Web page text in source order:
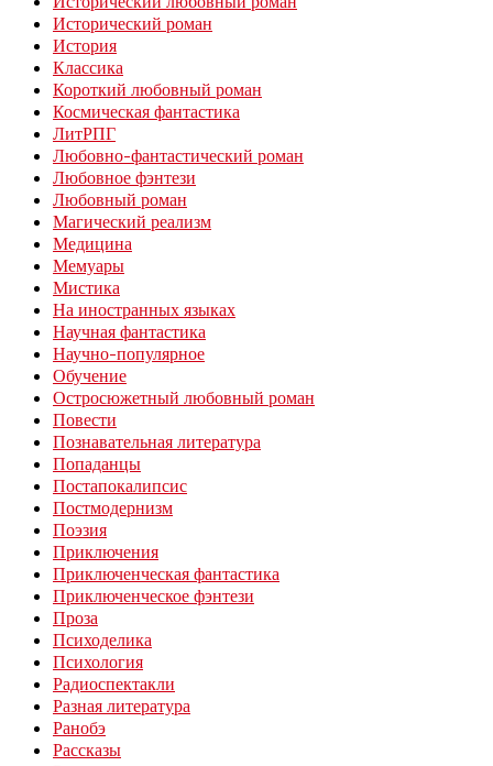
Исторический роман
История
Классика
Короткий любовный роман
Космическая фантастика
ЛитРПГ
Любовно-фантастический роман
Любовное фэнтези
Любовный роман
Магический реализм
Медицина
Мемуары
Мистика
На иностранных языках
Научная фантастика
Научно-популярное
Обучение
Остросюжетный любовный роман
Повести
Познавательная литература
Попаданцы
Постапокалипсис
Постмодернизм
Поэзия
Приключения
Приключенческая фантастика
Приключенческое фэнтези
Проза
Психоделика
Психология
Радиоспектакли
Разная литература
Ранобэ
Рассказы